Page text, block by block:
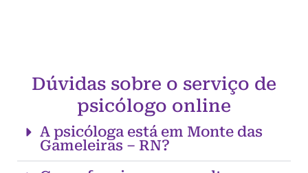
Dúvidas sobre o serviço de
psicólogo online
A psicóloga está em Monte das
Gameleiras – RN?